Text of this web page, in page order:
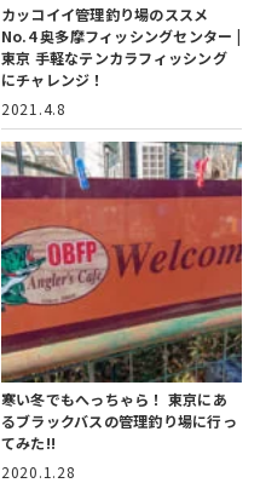
カッコイイ管理釣り場のススメ
No.4奥多摩フィッシングセンター |
東京 手軽なテンカラフィッシング
にチャレンジ！
2021.4.8
寒い冬でもへっちゃら！ 東京にあ
るブラックバスの管理釣り場に行っ
てみた!!
2020.1.28